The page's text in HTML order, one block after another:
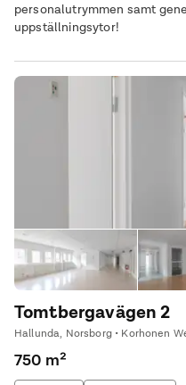
personalutrymmen samt
uppställningsytor!
Tomtbergavägen 2
Hallunda, Norsborg • Korhonen
750 m²